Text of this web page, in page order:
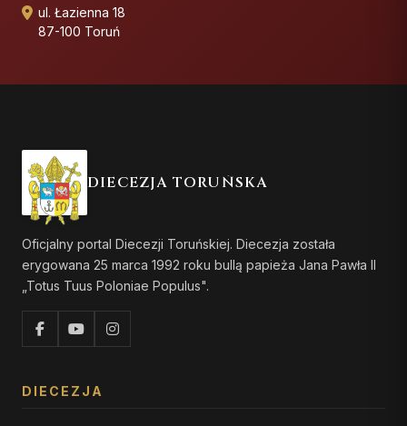
ul. Łazienna 18
87-100 Toruń
DIECEZJA TORUŃSKA
Oficjalny portal Diecezji Toruńskiej. Diecezja została
erygowana 25 marca 1992 roku bullą papieża Jana Pawła II
„Totus Tuus Poloniae Populus".
DIECEZJA